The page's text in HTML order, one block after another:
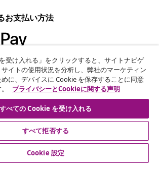
お支払い方法
に登録する
ザーと一緒に、vidaXLから毎週のお得
セール、新着情報を受け取りましょう。
ト
受け入れる」をクリックすると、サイトナビゲ
イトの使用状況を分析し、弊社のマーケティン
に、デバイスに Cookie を保存することに同意
プライバシーとCookieに関する声明
すべての Cookie を受け入れる
すべて拒否する
Cookie 設定